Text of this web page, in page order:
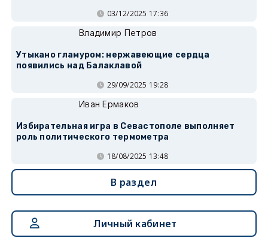
03/12/2025 17:36
Владимир Петров
Утыкано гламуром: нержавеющие сердца
появились над Балаклавой
29/09/2025 19:28
Иван Ермаков
Избирательная игра в Севастополе выполняет
роль политического термометра
18/08/2025 13:48
В раздел
Личный кабинет